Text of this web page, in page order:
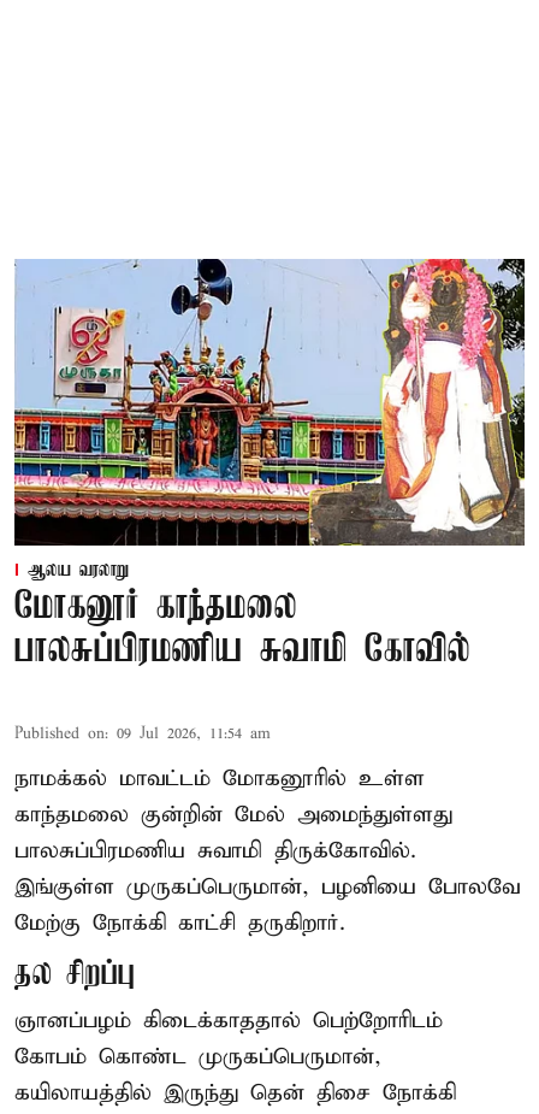
ஆலய வரலாறு
மோகனூர் காந்தமலை
பாலசுப்பிரமணிய சுவாமி கோவில்
Published on: 09 Jul 2026, 11:54 am
நாமக்கல் மாவட்டம் மோகனூரில் உள்ள
காந்தமலை குன்றின் மேல் அமைந்துள்ளது
பாலசுப்பிரமணிய சுவாமி திருக்கோவில்.
இங்குள்ள முருகப்பெருமான், பழனியை போலவே
மேற்கு நோக்கி காட்சி தருகிறார்.
தல சிறப்பு
ஞானப்பழம் கிடைக்காததால் பெற்றோரிடம்
கோபம் கொண்ட முருகப்பெருமான்,
கயிலாயத்தில் இருந்து தென் திசை நோக்கி